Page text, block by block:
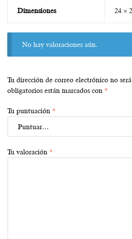
Dimensiones 24 ×
No hay valoraciones aún.
Tu dirección de correo electrónico no
obligatorios están marcados con *
Tu puntuación *
Tu valoración *